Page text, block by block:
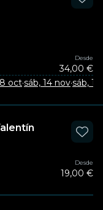
Desde
34,00 €
oct·sáb, 14 nov·sáb, 12
Desde
19,00 €